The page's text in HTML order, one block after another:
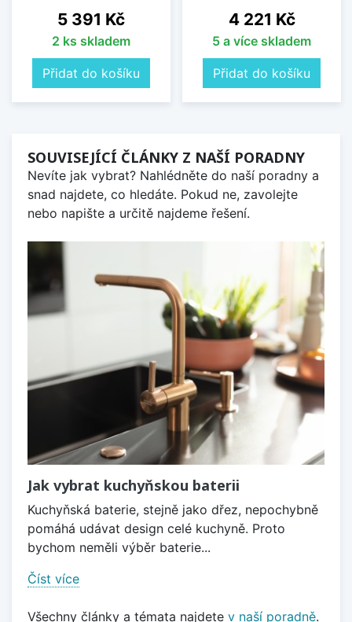
Cena
5 391 Kč
2 ks skladem
Přidat do košíku
Cena
4 221 Kč
5 a více skladem
Přidat do košíku
SOUVISEJÍCÍ ČLÁNKY Z NAŠÍ PORADNY
Nevíte jak vybrat? Nahlédněte do naší poradny a
snad najdete, co hledáte. Pokud ne, zavolejte
nebo napište a určitě najdeme řešení.
Jak vybrat kuchyňskou baterii
Kuchyňská baterie, stejně jako dřez, nepochybně
pomáhá udávat design celé kuchyně. Proto
bychom neměli výběr baterie...
Číst více
Všechny články a témata najdete v naší poradně.